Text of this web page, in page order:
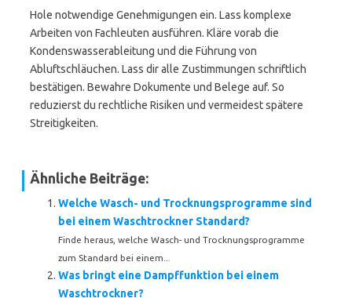
Hole notwendige Genehmigungen ein. Lass komplexe
Arbeiten von Fachleuten ausführen. Kläre vorab die
Kondenswasserableitung und die Führung von
Abluftschläuchen. Lass dir alle Zustimmungen schriftlich
bestätigen. Bewahre Dokumente und Belege auf. So
reduzierst du rechtliche Risiken und vermeidest spätere
Streitigkeiten.
Ähnliche Beiträge:
Welche Wasch- und Trocknungsprogramme sind
bei einem Waschtrockner Standard?
Finde heraus, welche Wasch- und Trocknungsprogramme
zum Standard bei einem...
Was bringt eine Dampffunktion bei einem
Waschtrockner?